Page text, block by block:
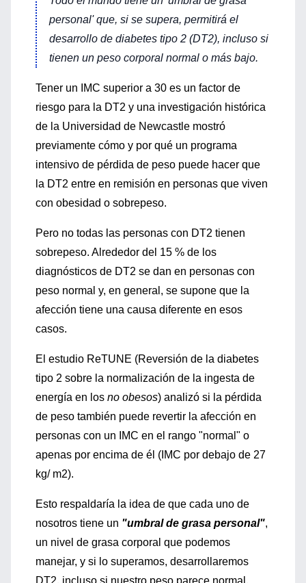
personal'que, si se supera, permitirá el
desarrollo de diabetes tipo 2 (DT2), incluso si
tienen un peso corporal normal o más bajo.
Tener un IMC superior a 30 es un factor de
riesgo para la DT2 y una investigación histórica
de la Universidad de Newcastle mostró
previamente cómo y por qué un programa
intensivo de pérdida de peso puede hacer que
la DT2 entre en remisión en personas que viven
con obesidad o sobrepeso.
Pero no todas las personas con DT2 tienen
sobrepeso. Alrededor del 15 % de los
diagnósticos de DT2 se dan en personas con
peso normal y, en general, se supone que la
afección tiene una causa diferente en esos
casos.
El estudio ReTUNE (Reversión de la diabetes
tipo 2 sobre la normalización de la ingesta de
energía en los no obesos) analizó si la pérdida
de peso también puede revertir la afección en
personas con un IMC en el rango "normal" o
apenas por encima de él (IMC por debajo de 27
kg/ m2).
Esto respaldaría la idea de que cada uno de
nosotros tiene un "umbral de grasa personal",
un nivel de grasa corporal que podemos
manejar, y si lo superamos, desarrollaremos
DT2, incluso si nuestro peso parece normal.